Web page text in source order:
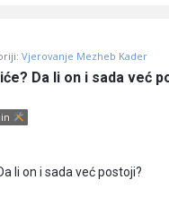
Vjerovanje Mezheb Kader
Da li on i sada već
li on i sada već postoji?